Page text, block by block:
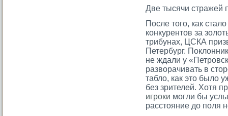
Две тысячи стражей
После того, как
конкурентов за
трибунах, ЦСКА
Петербург.
не ждали у
разворачивать в
табло, как это было
без зрителей. Хотя
игроки могли бы
расстояние до поля